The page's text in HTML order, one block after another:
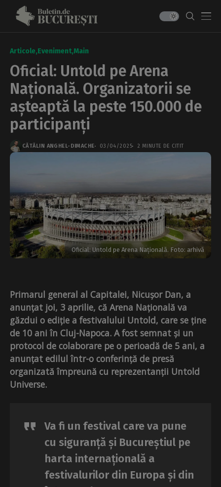
Articole Eveniment Main
Oficial: Untold pe Arena
Națională. Organizatorii se
așteaptă la peste 150.000 de
participanți
CĂTĂLIN ANGHEL-DIMACHE 03/04/2025 2 MINUTE DE CITIT
Oficial: Untold pe Arena Națională. Foto: arhivă
Primarul general al Capitalei, Nicușor Dan, a
anunțat joi, 3 aprilie, că Arena Națională va
găzdui o ediție a festivalului Untold, care se ține
de 10 ani în Cluj-Napoca. A fost semnat și un
protocol de colaborare pe o perioadă de 5 ani, a
anunțat edilul într-o conferință de presă
organizată împreună cu reprezentanții Untold
Universe.
Va fi un festival care va pune
cu siguranță și Bucureștiul pe
harta internațională a
festivalurilor din Europa și din